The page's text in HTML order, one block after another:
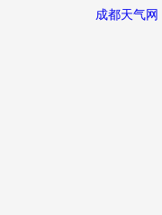
成都天气网